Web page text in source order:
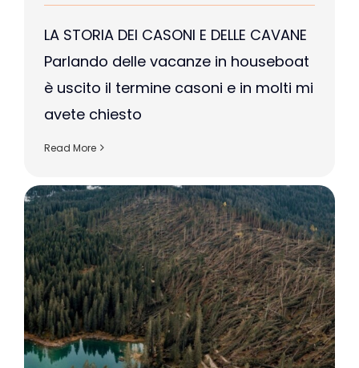
LA STORIA DEI CASONI E DELLE CAVANE
Parlando delle vacanze in houseboat
è uscito il termine casoni e in molti mi
avete chiesto
Read More